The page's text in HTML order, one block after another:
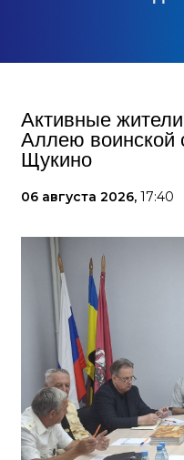
Активные
Аллею воинской
Щукино
06 августа 2026, 17:40